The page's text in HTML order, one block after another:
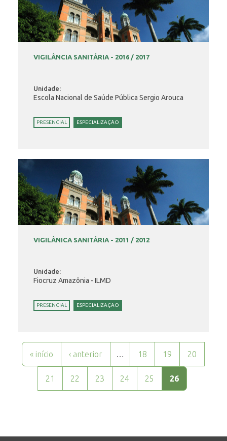
VIGILÂNCIA SANITÁRIA - 2016 / 2017
Unidade:
Escola Nacional de Saúde Pública Sergio Arouca
PRESENCIAL ESPECIALIZAÇÃO
VIGILÂNICA SANITÁRIA - 2011 / 2012
Unidade:
Fiocruz Amazônia - ILMD
PRESENCIAL ESPECIALIZAÇÃO
Páginas
« início ‹ anterior … 18 19 20
21 22 23 24 25 26